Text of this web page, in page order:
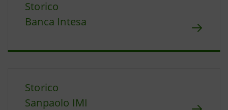
Storico
Banca Intesa
Storico
Sanpaolo IMI